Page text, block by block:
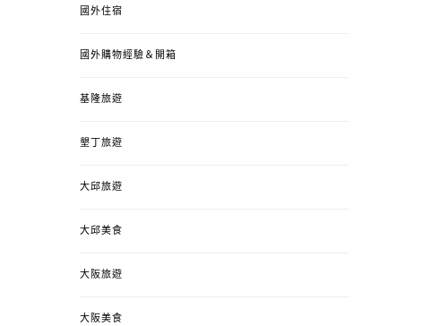
國外住宿
國外購物經驗＆開箱
基隆旅遊
墾丁旅遊
大邱旅遊
大邱美食
大阪旅遊
大阪美食